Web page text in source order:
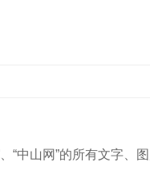
“中山网”的所有文字